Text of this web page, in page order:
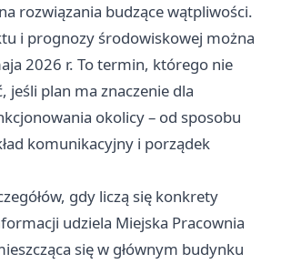
rozwiązania budzące wątpliwości.
i prognozy środowiskowej można
2026 r. To termin, którego nie
jeśli plan ma znaczenie dla
okolicy – od sposobu
komunikacyjny i porządek
gdy liczą się konkrety
udziela Miejska Pracownia
się w głównym budynku